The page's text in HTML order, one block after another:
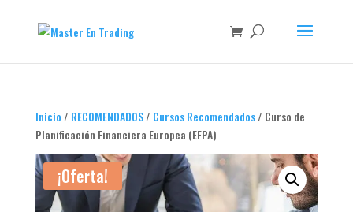
Inicio / RECOMENDADOS/ Cursos Recomendados/ Curso de
Planificación Financiera Europea (EFPA)
¡Oferta!